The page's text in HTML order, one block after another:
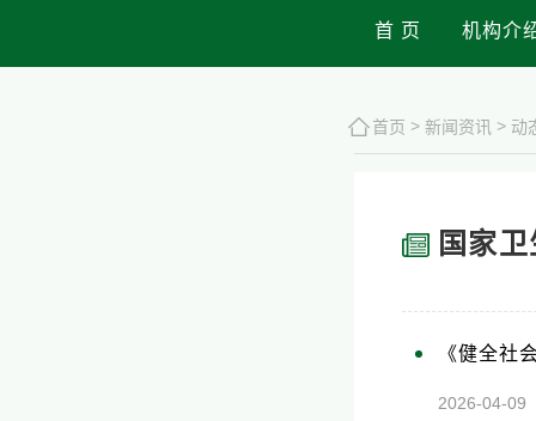
首 页 机构介
首页 > 新闻资讯 > 动
国家
《健全社
2026-04-